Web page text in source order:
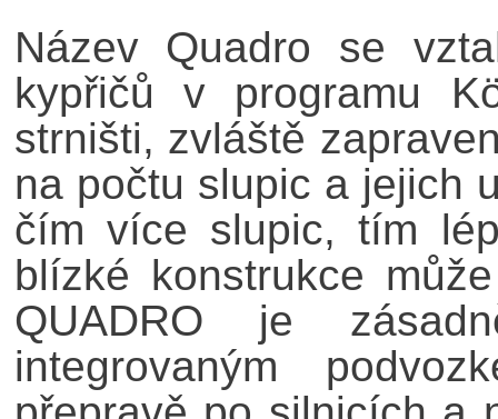
Název Quadro se
kypřičů v programu
strništi, zvláště
na počtu slupic a jejich
čím více slupic, tím
blízké konstrukce
QUADRO je
integrovaným